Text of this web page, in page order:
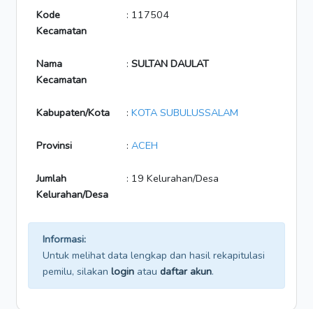
Kode
Kecamatan
: 117504
Nama
Kecamatan
: SULTAN DAULAT
Kabupaten/Kota : KOTA SUBULUSSALAM
Provinsi : ACEH
Jumlah
Kelurahan/Desa
: 19 Kelurahan/Desa
Informasi:
Untuk melihat data lengkap dan hasil rekapitulasi
pemilu, silakan login atau daftar akun.